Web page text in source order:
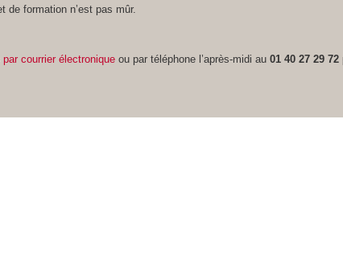
de formation n’est pas mûr.
par courrier électronique ou par téléphone l’après-midi au01 40 27 29 72